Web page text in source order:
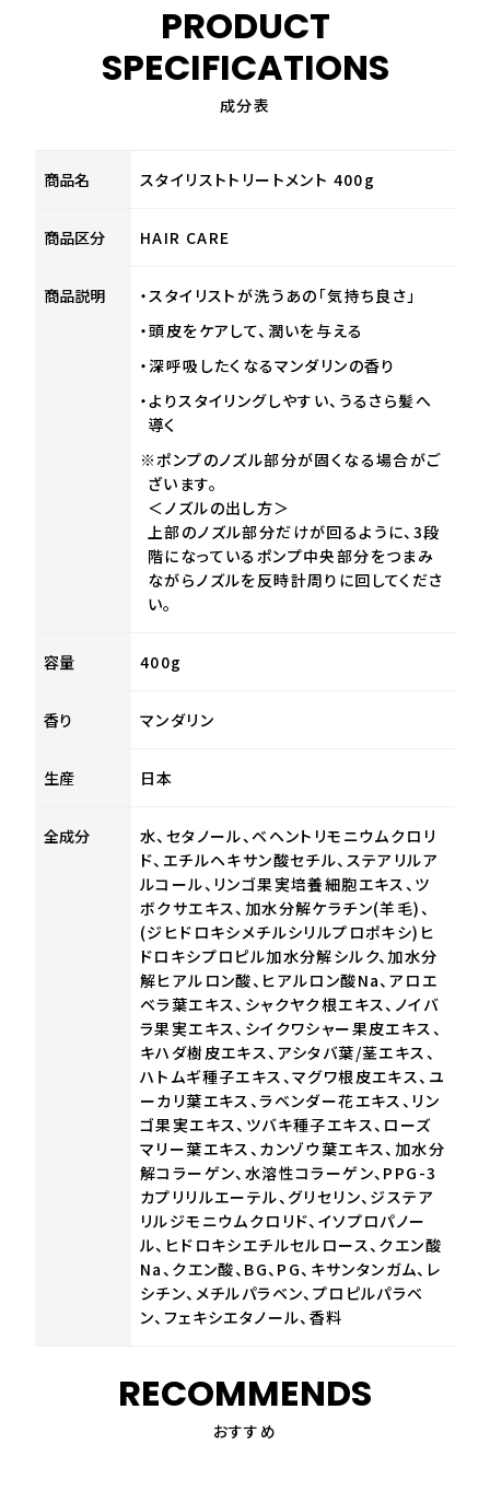
PRODUCT
SPECIFICATIONS
成分表
商品名 スタイリストトリートメント 400g
商品区分 HAIR CARE
商品説明
・スタイリストが洗うあの「気持ち良さ」
・頭皮をケアして、潤いを与える
・深呼吸したくなるマンダリンの香り
・よりスタイリングしやすい、うるさら髪へ
導く
※ポンプのノズル部分が固くなる場合がご
ざいます。
＜ノズルの出し方＞
上部のノズル部分だけが回るように、3段
階になっているポンプ中央部分をつまみ
ながらノズルを反時計周りに回してくださ
い。
容量 400g
香り マンダリン
生産 日本
全成分
水、セタノール、ベヘントリモニウムクロリ
ド、エチルヘキサン酸セチル、ステアリルア
ルコール、リンゴ果実培養細胞エキス、ツ
ボクサエキス、加水分解ケラチン(羊毛)、
(ジヒドロキシメチルシリルプロポキシ)ヒ
ドロキシプロピル加水分解シルク、加水分
解ヒアルロン酸、ヒアルロン酸Na、アロエ
ベラ葉エキス、シャクヤク根エキス、ノイバ
ラ果実エキス、シイクワシャー果皮エキス、
キハダ樹皮エキス、アシタバ葉/茎エキス、
ハトムギ種子エキス、マグワ根皮エキス、ユ
ーカリ葉エキス、ラベンダー花エキス、リン
ゴ果実エキス、ツバキ種子エキス、ローズ
マリー葉エキス、カンゾウ葉エキス、加水分
解コラーゲン、水溶性コラーゲン、PPG-3
カプリリルエーテル、グリセリン、ジステア
リルジモニウムクロリド、イソプロパノー
ル、ヒドロキシエチルセルロース、クエン酸
Na、クエン酸、BG、PG、キサンタンガム、レ
シチン、メチルパラベン、プロピルパラベ
ン、フェキシエタノール、香料
RECOMMENDS
おすすめ